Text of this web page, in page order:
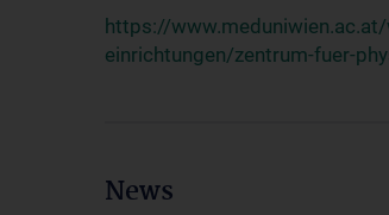
https://
einrichtungen/zentrum-fuer-
News